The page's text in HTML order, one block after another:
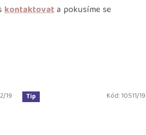
19 Tip Kód:10511/19
kontaktovata pokusíme se